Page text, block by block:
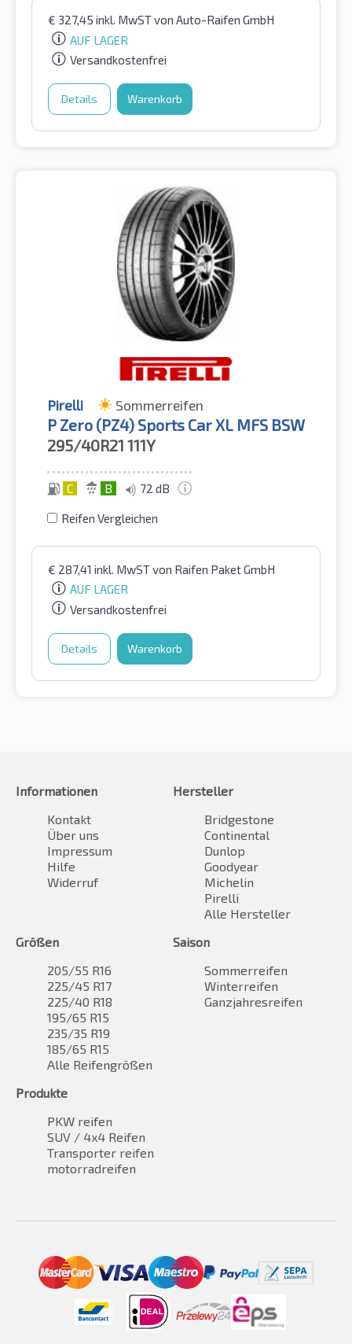
€ 327,45 inkl. MwSTvon Auto-Raifen GmbH
AUF LAGER
Versandkostenfrei
Details Warenkorb
Pirelli Sommerreifen
P Zero (PZ4) Sports Car XL MFS BSW
295/40R21 111Y
C B 72 dB
Reifen Vergleichen
€ 287,41 inkl. MwSTvon Raifen Paket GmbH
AUF LAGER
Versandkostenfrei
Details Warenkorb
Informationen
Kontakt
Über uns
Impressum
Hilfe
Widerruf
Hersteller
Bridgestone
Continental
Dunlop
Goodyear
Michelin
Pirelli
Alle Hersteller
Größen
205/55 R16
225/45 R17
225/40 R18
195/65 R15
235/35 R19
185/65 R15
Alle Reifengrößen
Saison
Sommerreifen
Winterreifen
Ganzjahresreifen
Produkte
PKW reifen
SUV / 4x4 Reifen
Transporter reifen
motorradreifen